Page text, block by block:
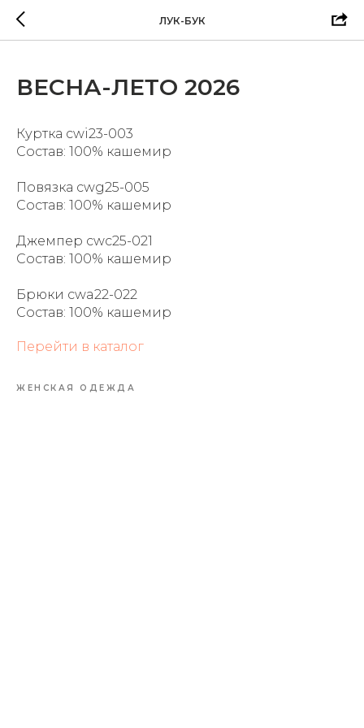
ЛУК-БУК
ВЕСНА-ЛЕТО 2026
Куртка cwi23-003
Состав: 100% кашемир
Повязка cwg25-005
Состав: 100% кашемир
Джемпер cwc25-021
Состав: 100% кашемир
Брюки cwa22-022
Состав: 100% кашемир
Перейти в каталог
ЖЕНСКАЯ ОДЕЖДА